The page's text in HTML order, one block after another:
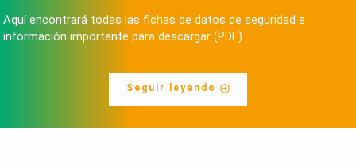
Aquí encontrará todas las fichas de datos de seguridad e
información importante para descargar (PDF)
Seguir leyendo